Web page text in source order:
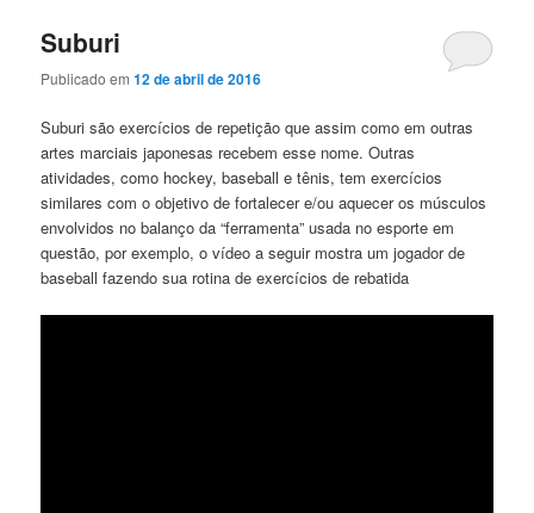
Suburi
Publicado em12 de abril de 2016
Suburi são exercícios de repetição que assim como em outras
artes marciais japonesas recebem esse nome. Outras
atividades, como hockey, baseball e tênis, tem exercícios
similares com o objetivo de fortalecer e/ou aquecer os músculos
envolvidos no balanço da “ferramenta” usada no esporte em
questão, por exemplo, o vídeo a seguir mostra um jogador de
baseball fazendo sua rotina de exercícios de rebatida